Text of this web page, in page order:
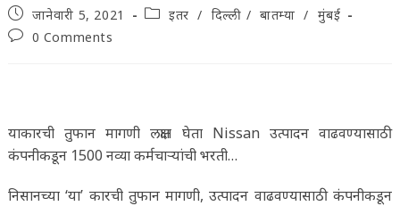
Post
published:
जानेवारी 5, 2021
Postइतर / दिल्ली / बातम्या / मुंबई
Post0 Comments
याकारची तुफान मागणी लक्षात घेता Nissan उत्पादन वाढवण्यासाठी
कंपनीकडून 1500 नव्या कर्मचाऱ्यांची भरती…
निसानच्या ‘या’ कारची तुफान मागणी, उत्पादन वाढवण्यासाठी कंपनीकडून